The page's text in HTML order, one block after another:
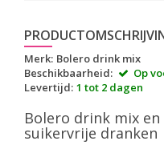
Merk: Bolero drink mix
Beschikbaarheid:
Op
Levertijd: 1 tot 2 dagen
Bolero drink mix
suikervrije dranken